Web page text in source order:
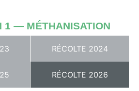
1 — MÉTHANISATION
RÉCOLTE 2024
RÉCOLTE 2026